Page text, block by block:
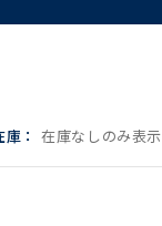
庫： 在庫なしのみ表示